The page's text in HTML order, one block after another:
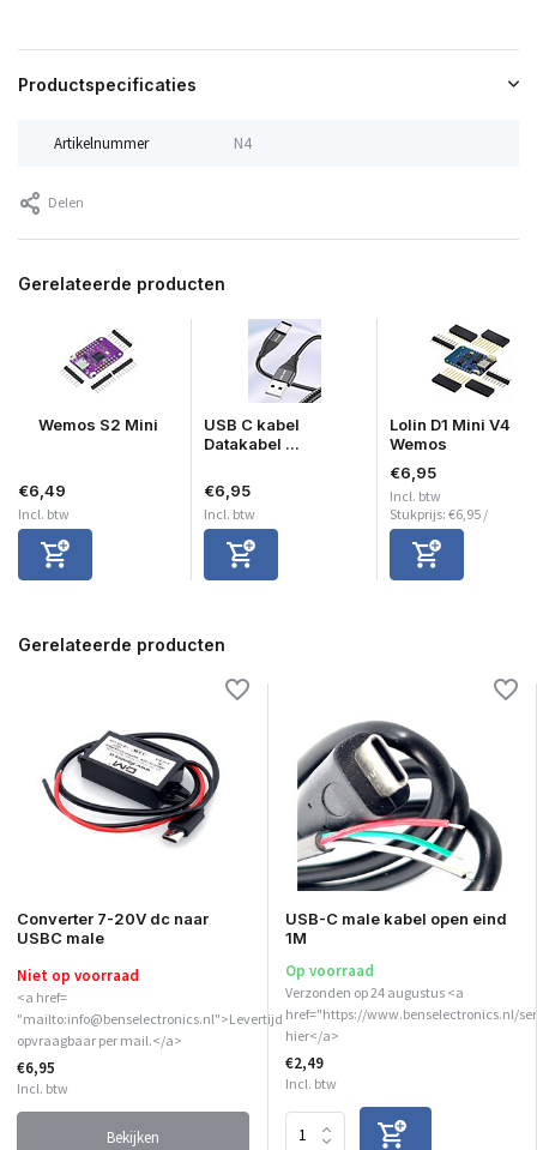
Productspecificaties
Artikelnummer N4
Delen
Gerelateerde producten
Wemos S2 Mini
€6,49
Incl. btw
USB C kabel
Datakabel ...
€6,95
Incl. btw
Lolin D1 Mini V4
Wemos
€6,95
Incl. btw
Stukprijs: €6,95 /
Gerelateerde producten
Converter 7-20V dc naar
USBC male
Niet op voorraad
<a href=
"mailto:info@benselectronics.nl">Levertijd
opvraagbaar per mail.</a>
€6,95
Incl. btw
Bekijken
USB-C male kabel open eind
1M
Op voorraad
Verzonden op 24 augustus <a
href="https://www.benselectronics.nl/
hier</a>
€2,49
Incl. btw